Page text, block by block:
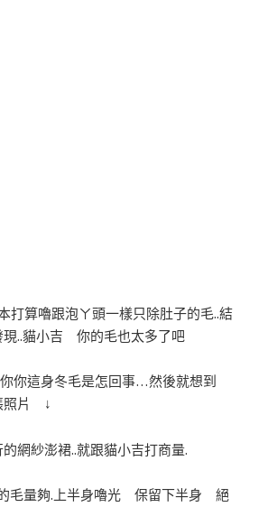
算嚕跟泡ㄚ頭一樣只除肚子的毛..結
現..貓小吉 你的毛也太多了吧
你你這身冬毛是怎回事…然後就想到
照片 ↓
網紗澎裙..就跟貓小吉打商量.
毛量夠.上半身嚕光 保留下半身 絕